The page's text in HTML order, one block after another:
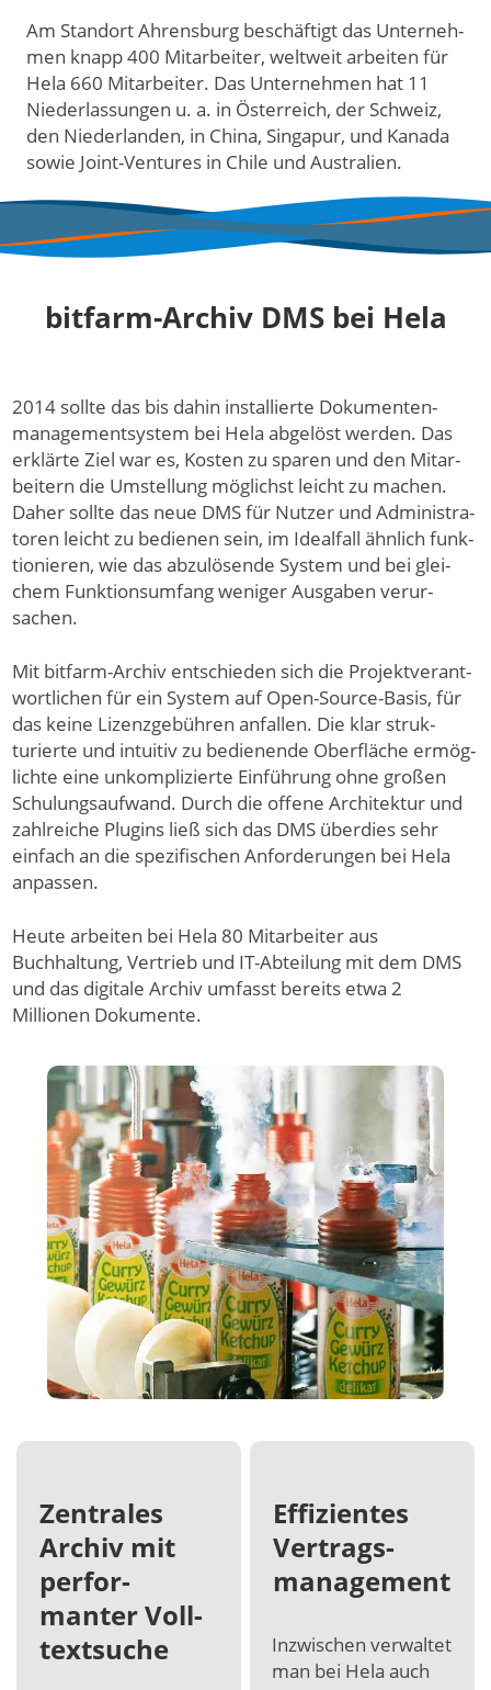
Am Stand­ort Ahrens­burg be­schäf­tigt das Unter­neh­
men knapp 400 Mit­arbei­ter, welt­weit arbei­ten für
Hela 660 Mit­arbei­ter. Das Unter­neh­men hat 11
Nieder­las­sun­gen u. a. in Öster­reich, der Schweiz,
den Nieder­landen, in China, Singa­pur, und Kanada
sowie Joint-Ventures in Chile und Australien.
bitfarm-Archiv DMS bei Hela
2014 sol­lte das bis da­hin instal­lierte Doku­menten­
manage­ment­system bei Hela abge­löst werden. Das
er­klär­te Ziel war es, Kos­ten zu spa­ren und den Mit­ar­
beitern die Um­stel­lung mög­lichst leicht zu machen.
Da­her sol­lte das neue DMS für Nut­zer und Admini­stra­
toren leicht zu be­die­nen sein, im Ideal­fall ähn­lich funk­
tio­nieren, wie das abzu­lösen­de Sys­tem und bei glei­
chem Funk­tions­um­fang weni­ger Aus­gaben verur­
sachen.
Mit bitfarm-Archiv ent­schie­den sich die Projekt­verant­
wort­lichen für ein Sys­tem auf Open-Source-Basis, für
das keine Li­zenz­gebüh­ren an­fal­len. Die klar struk­
turier­te und intui­tiv zu bedie­nende Ober­fläche er­mög­
lich­te eine un­kompli­zierte Ein­füh­rung ohne gro­ßen
Schu­lungs­auf­wand. Durch die offene Architektur und
zahlreiche Plugins ließ sich das DMS überdies sehr
einfach an die spezifischen Anforderungen bei Hela
anpassen.
Heute arbeiten bei Hela 80 Mitarbeiter aus
Buchhaltung, Vertrieb und IT-Abteilung mit dem DMS
und das digitale Archiv umfasst bereits etwa 2
Millionen Dokumente.
Zen­trales
Archiv mit
per­for­
manter Voll­
text­suche
Effi­zien­tes
Ver­trags­
manage­ment
In­zwischen ver­wal­tet
man bei Hela auch